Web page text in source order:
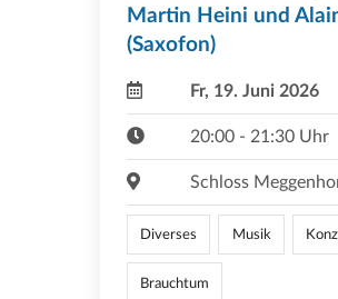
Martin Heini und
(Saxofon)
Fr, 19. Juni 2026
20:00 - 21:30 Uhr
Schloss
Diverses Musik
Brauchtum